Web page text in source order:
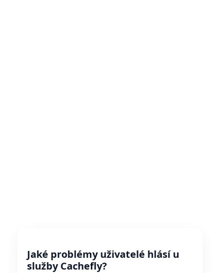
Jaké problémy uživatelé hlásí u
služby Cachefly?